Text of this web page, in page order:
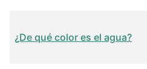
¿De qué color es el agua?